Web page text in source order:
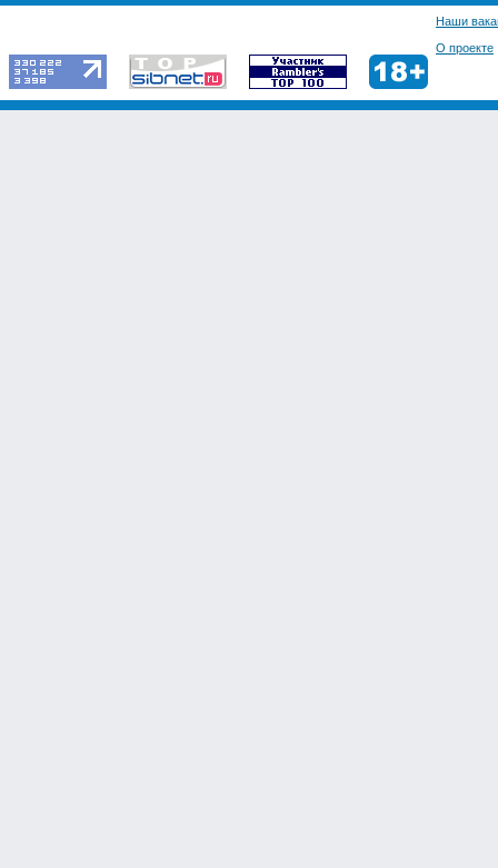
Наши
О проекте